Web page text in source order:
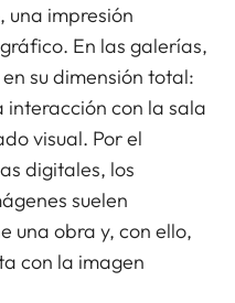
una impresión
En las galerías,
su dimensión total:
con la sala
visual. Por el
digitales, los
suelen
una obra y, con ello,
con la imagen